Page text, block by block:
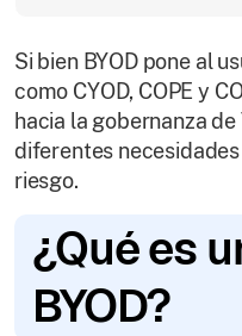
Si bien BYOD pone al
como CYOD, COPE y
hacia la gobernanza
diferentes
riesgo.
¿Qué es
BYOD?